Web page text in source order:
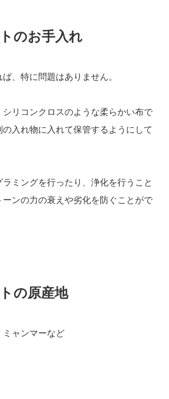
のお手入れ
、特に問題はありません。
リコンクロスのような柔らかい布で
入れ物に入れて保管するようにして
ミングを行ったり、浄化を行うこと
ンの力の衰えや劣化を防ぐことがで
の原産地
ミャンマーなど